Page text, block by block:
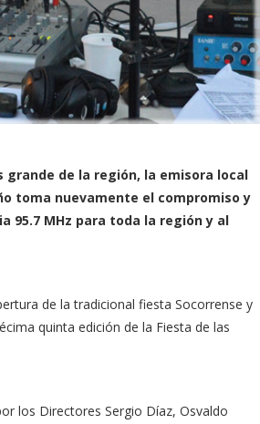
grande de la región, la emisora local
toma nuevamente el compromiso y
95.7 MHz para toda la región y al
de la tradicional fiesta Socorrense y
quinta edición de la Fiesta de las
los Directores Sergio Díaz, Osvaldo